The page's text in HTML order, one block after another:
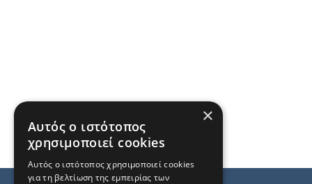
×
Αυτός ο ιστότοπος
χρησιμοποιεί cookies
Αυτός ο ιστότοπος χρησιμοποιεί cookies
για τη βελτίωση της εμπειρίας των